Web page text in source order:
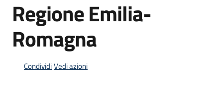
Servizi
Leggi
Atti
Menu selezionato
Regione Emilia-
Romagna
CondividiVedi azioni